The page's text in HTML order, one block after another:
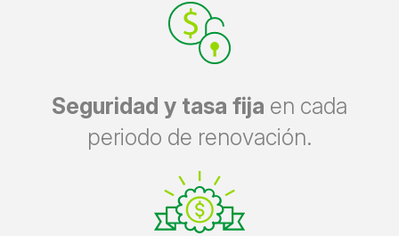
Seguridad y tasa fija en cada
periodo de renovación.